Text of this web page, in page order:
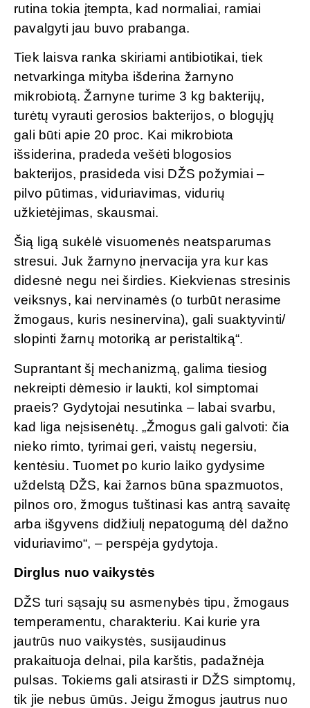
rutina tokia įtempta, kad normaliai, ramiai
pavalgyti jau buvo prabanga.
Tiek laisva ranka skiriami antibiotikai, tiek
netvarkinga mityba išderina žarnyno
mikrobiotą. Žarnyne turime 3 kg bakterijų,
turėtų vyrauti gerosios bakterijos, o blogųjų
gali būti apie 20 proc. Kai mikrobiota
išsiderina, pradeda vešėti blogosios
bakterijos, prasideda visi DŽS požymiai –
pilvo pūtimas, viduriavimas, vidurių
užkietėjimas, skausmai.
Šią ligą sukėlė visuomenės neatsparumas
stresui. Juk žarnyno įnervacija yra kur kas
didesnė negu nei širdies. Kiekvienas stresinis
veiksnys, kai nervinamės (o turbūt nerasime
žmogaus, kuris nesinervina), gali suaktyvinti/
slopinti žarnų motoriką ar peristaltiką“.
Suprantant šį mechanizmą, galima tiesiog
nekreipti dėmesio ir laukti, kol simptomai
praeis? Gydytojai nesutinka – labai svarbu,
kad liga neįsisenėtų. „Žmogus gali galvoti: čia
nieko rimto, tyrimai geri, vaistų negersiu,
kentėsiu. Tuomet po kurio laiko gydysime
uždelstą DŽS, kai žarnos būna spazmuotos,
pilnos oro, žmogus tuštinasi kas antrą savaitę
arba išgyvens didžiulį nepatogumą dėl dažno
viduriavimo“, – perspėja gydytoja.
Dirglus nuo vaikystės
DŽS turi sąsajų su asmenybės tipu, žmogaus
temperamentu, charakteriu. Kai kurie yra
jautrūs nuo vaikystės, susijaudinus
prakaituoja delnai, pila karštis, padažnėja
pulsas. Tokiems gali atsirasti ir DŽS simptomų,
tik jie nebus ūmūs. Jeigu žmogus jautrus nuo